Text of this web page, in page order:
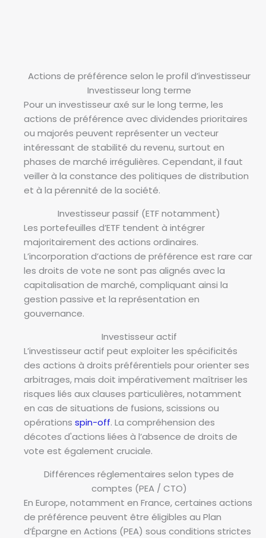
Actions de préférence selon le profil d’investisseur
Investisseur long terme
Pour un investisseur axé sur le long terme, les
actions de préférence avec dividendes prioritaires
ou majorés peuvent représenter un vecteur
intéressant de stabilité du revenu, surtout en
phases de marché irrégulières. Cependant, il faut
veiller à la constance des politiques de distribution
et à la pérennité de la société.
Investisseur passif (ETF notamment)
Les portefeuilles d’ETF tendent à intégrer
majoritairement des actions ordinaires.
L’incorporation d’actions de préférence est rare car
les droits de vote ne sont pas alignés avec la
capitalisation de marché, compliquant ainsi la
gestion passive et la représentation en
gouvernance.
Investisseur actif
L’investisseur actif peut exploiter les spécificités
des actions à droits préférentiels pour orienter ses
arbitrages, mais doit impérativement maîtriser les
risques liés aux clauses particulières, notamment
en cas de situations de fusions, scissions ou
opérations spin-off. La compréhension des
décotes d'actions liées à l’absence de droits de
vote est également cruciale.
Différences réglementaires selon types de
comptes (PEA / CTO)
En Europe, notamment en France, certaines actions
de préférence peuvent être éligibles au Plan
d’Épargne en Actions (PEA) sous conditions strictes